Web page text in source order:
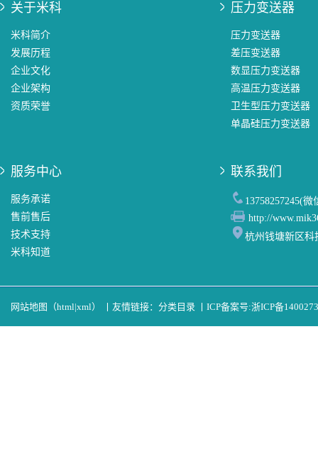
关于米科
米科简介
发展历程
企业文化
企业架构
资质荣誉
压力变送器
压力变送器
差压变送器
数显压力变送器
高温压力变送器
卫生型压力变送器
单晶硅压力变送器
服务中心
服务承诺
售前售后
技术支持
米科知道
联系我们
13758257245(微
http://
杭州钱塘新区科
网站地图（html|xml） 友情链接： 分类目录 ICP备案号:浙ICP备